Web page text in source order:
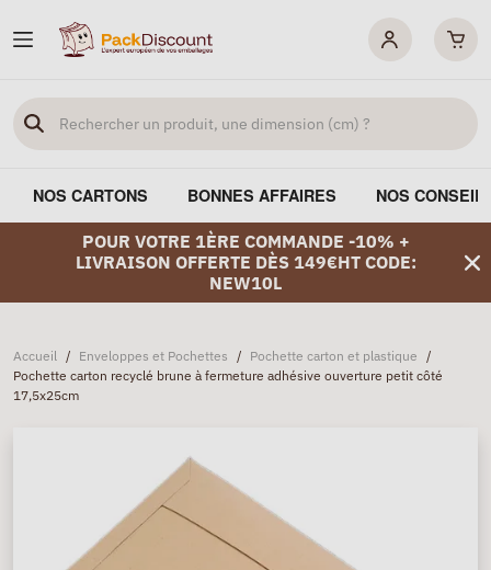
NOS CARTONS BONNES AFFAIRES NOS
POUR VOTRE 1ÈRE COMMANDE -10% +
LIVRAISON OFFERTE DÈS 149€HT CODE:
NEW10L
Accueil / Enveloppes et Pochettes / Pochette carton et plastique /
Pochette carton recyclé brune à fermeture adhésive ouverture petit côté
17,5x25cm